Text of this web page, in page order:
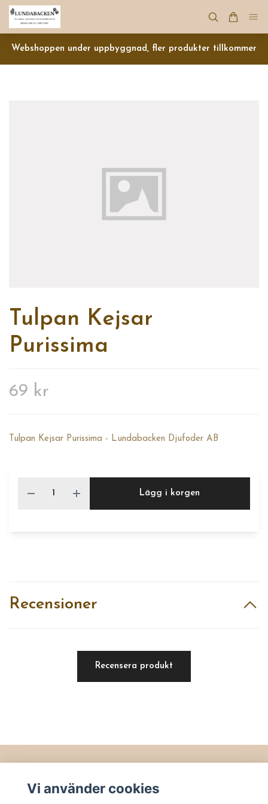
Webshoppen under uppbyggnad, fler produkter tillkommer
Tulpan Kejsar
Purissima
69 kr
Tulpan Kejsar Purissima - Lundabacken Djufoder AB
Lägg i korgen
Recensioner
Recensera produkt
Köpvillkor
Vi använder cookies